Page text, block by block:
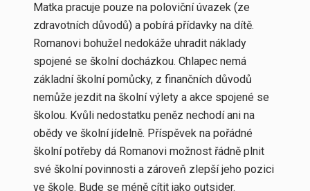
Matka pracuje pouze na poloviční úvazek (ze
zdravotních důvodů) a pobírá přídavky na dítě.
Romanovi bohužel nedokáže uhradit náklady
spojené se školní docházkou. Chlapec nemá
základní školní pomůcky, z finančních důvodů
nemůže jezdit na školní výlety a akce spojené se
školou. Kvůli nedostatku peněz nechodí ani na
obědy ve školní jídelně. Příspěvek na pořádné
školní potřeby dá Romanovi možnost řádně plnit
své školní povinnosti a zároveň zlepší jeho pozici
ve škole. Bude se méně cítit jako outsider.